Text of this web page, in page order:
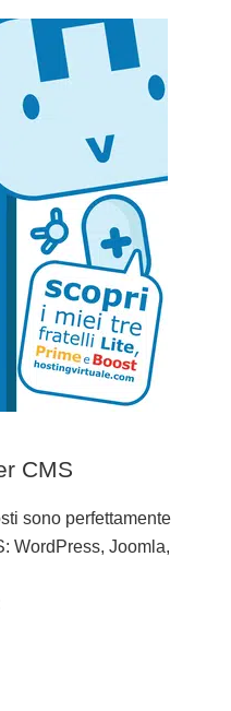
CMS
sono perfettamente
WordPress, Joomla,